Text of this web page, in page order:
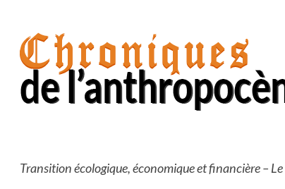
contenu
Transition écologique, économique et financière –